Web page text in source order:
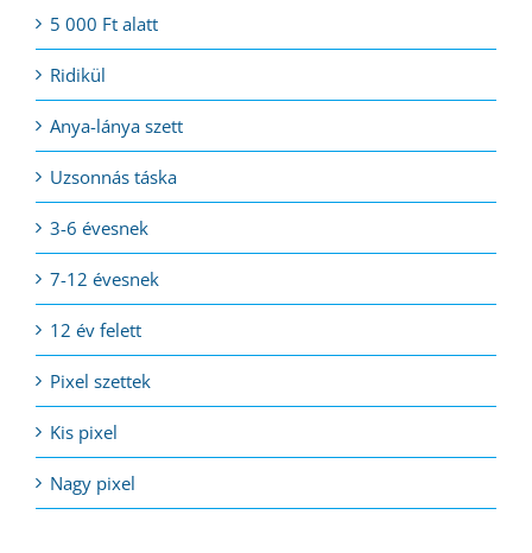
5 000 Ft alatt
Ridikül
Anya-lánya szett
Uzsonnás táska
3-6 évesnek
7-12 évesnek
12 év felett
Pixel szettek
Kis pixel
Nagy pixel